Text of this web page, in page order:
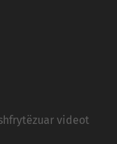
videot